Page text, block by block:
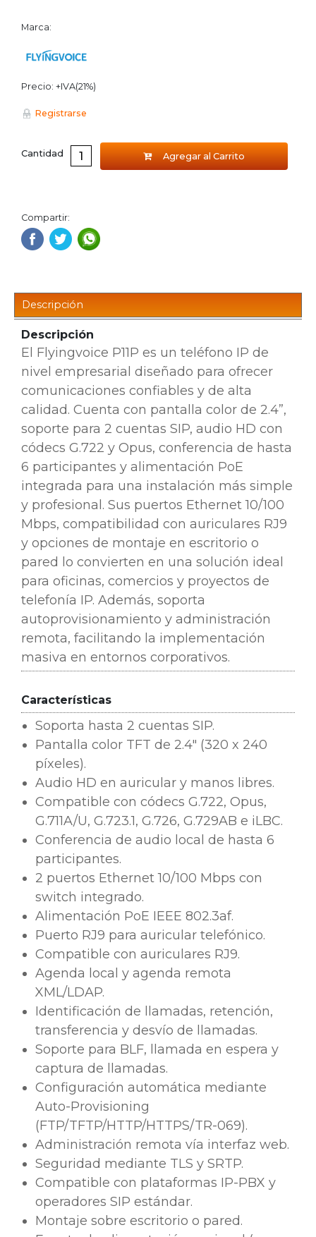
Marca:
Precio: +IVA(21%)
Registrarse
Cantidad Agregar al Carrito
Compartir:
Descripción
Descripción
El Flyingvoice P11P es un teléfono IP de
nivel empresarial diseñado para ofrecer
comunicaciones confiables y de alta
calidad. Cuenta con pantalla color de 2.4”,
soporte para 2 cuentas SIP, audio HD con
códecs G.722 y Opus, conferencia de hasta
6 participantes y alimentación PoE
integrada para una instalación más simple
y profesional. Sus puertos Ethernet 10/100
Mbps, compatibilidad con auriculares RJ9
y opciones de montaje en escritorio o
pared lo convierten en una solución ideal
para oficinas, comercios y proyectos de
telefonía IP. Además, soporta
autoprovisionamiento y administración
remota, facilitando la implementación
masiva en entornos corporativos.
Características
Soporta hasta 2 cuentas SIP.
Pantalla color TFT de 2.4" (320 x 240
píxeles).
Audio HD en auricular y manos libres.
Compatible con códecs G.722, Opus,
G.711A/U, G.723.1, G.726, G.729AB e iLBC.
Conferencia de audio local de hasta 6
participantes.
2 puertos Ethernet 10/100 Mbps con
switch integrado.
Alimentación PoE IEEE 802.3af.
Puerto RJ9 para auricular telefónico.
Compatible con auriculares RJ9.
Agenda local y agenda remota
XML/LDAP.
Identificación de llamadas, retención,
transferencia y desvío de llamadas.
Soporte para BLF, llamada en espera y
captura de llamadas.
Configuración automática mediante
Auto-Provisioning
(FTP/TFTP/HTTP/HTTPS/TR-069).
Administración remota vía interfaz web.
Seguridad mediante TLS y SRTP.
Compatible con plataformas IP-PBX y
operadores SIP estándar.
Montaje sobre escritorio o pared.